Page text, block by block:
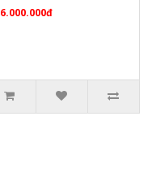
6.000.000đ